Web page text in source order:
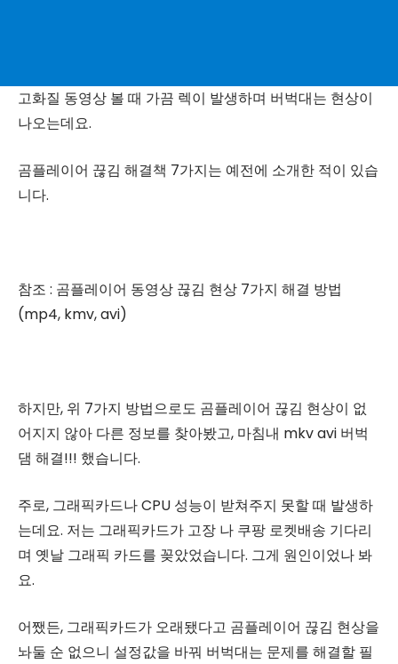
고화질 동영상 볼 때 가끔 렉이 발생하며 버벅대는 현상이
나오는데요.
곰플레이어 끊김 해결책 7가지는 예전에 소개한 적이 있습
니다.
참조 : 곰플레이어 동영상 끊김 현상 7가지 해결 방법
(mp4, kmv, avi)
하지만, 위 7가지 방법으로도 곰플레이어 끊김 현상이 없
어지지 않아 다른 정보를 찾아봤고, 마침내 mkv avi 버벅
댐 해결!!! 했습니다.
주로, 그래픽카드나 CPU 성능이 받쳐주지 못할 때 발생하
는데요. 저는 그래픽카드가 고장 나 쿠팡 로켓배송 기다리
며 옛날 그래픽 카드를 꽂았었습니다. 그게 원인이었나 봐
요.
어쨌든, 그래픽카드가 오래됐다고 곰플레이어 끊김 현상을
놔둘 순 없으니 설정값을 바꿔 버벅대는 문제를 해결할 필